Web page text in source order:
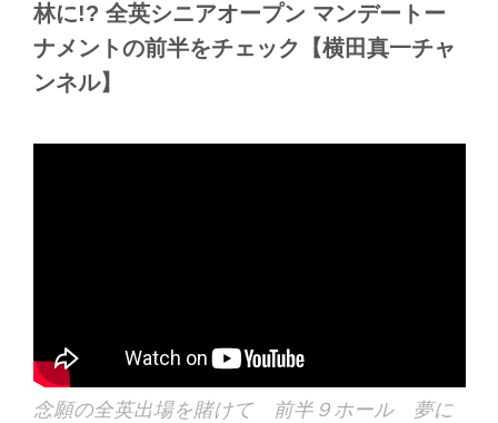
林に!? 全英シニアオープン マンデートー
ナメントの前半をチェック【横田真一チャ
ンネル】
念願の全英出場を賭けて 前半９ホール 夢に